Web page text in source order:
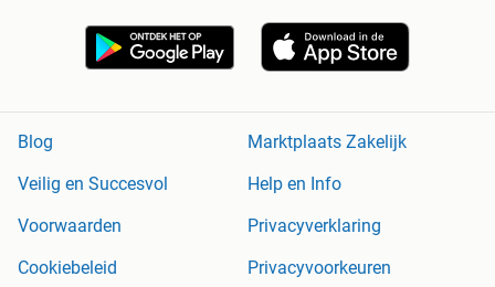
Blog
Marktplaats Zakelijk
Veilig en Succesvol
Help en Info
Voorwaarden
Privacyverklaring
Cookiebeleid
Privacyvoorkeuren